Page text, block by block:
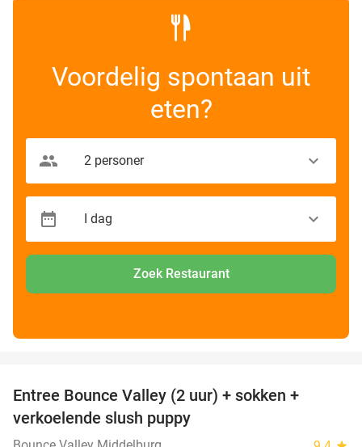
Voordelig spontaan uit
eten?
Zoek Restaurant
Entree Bounce Valley (2 uur) + sokken +
verkoelende slush puppy